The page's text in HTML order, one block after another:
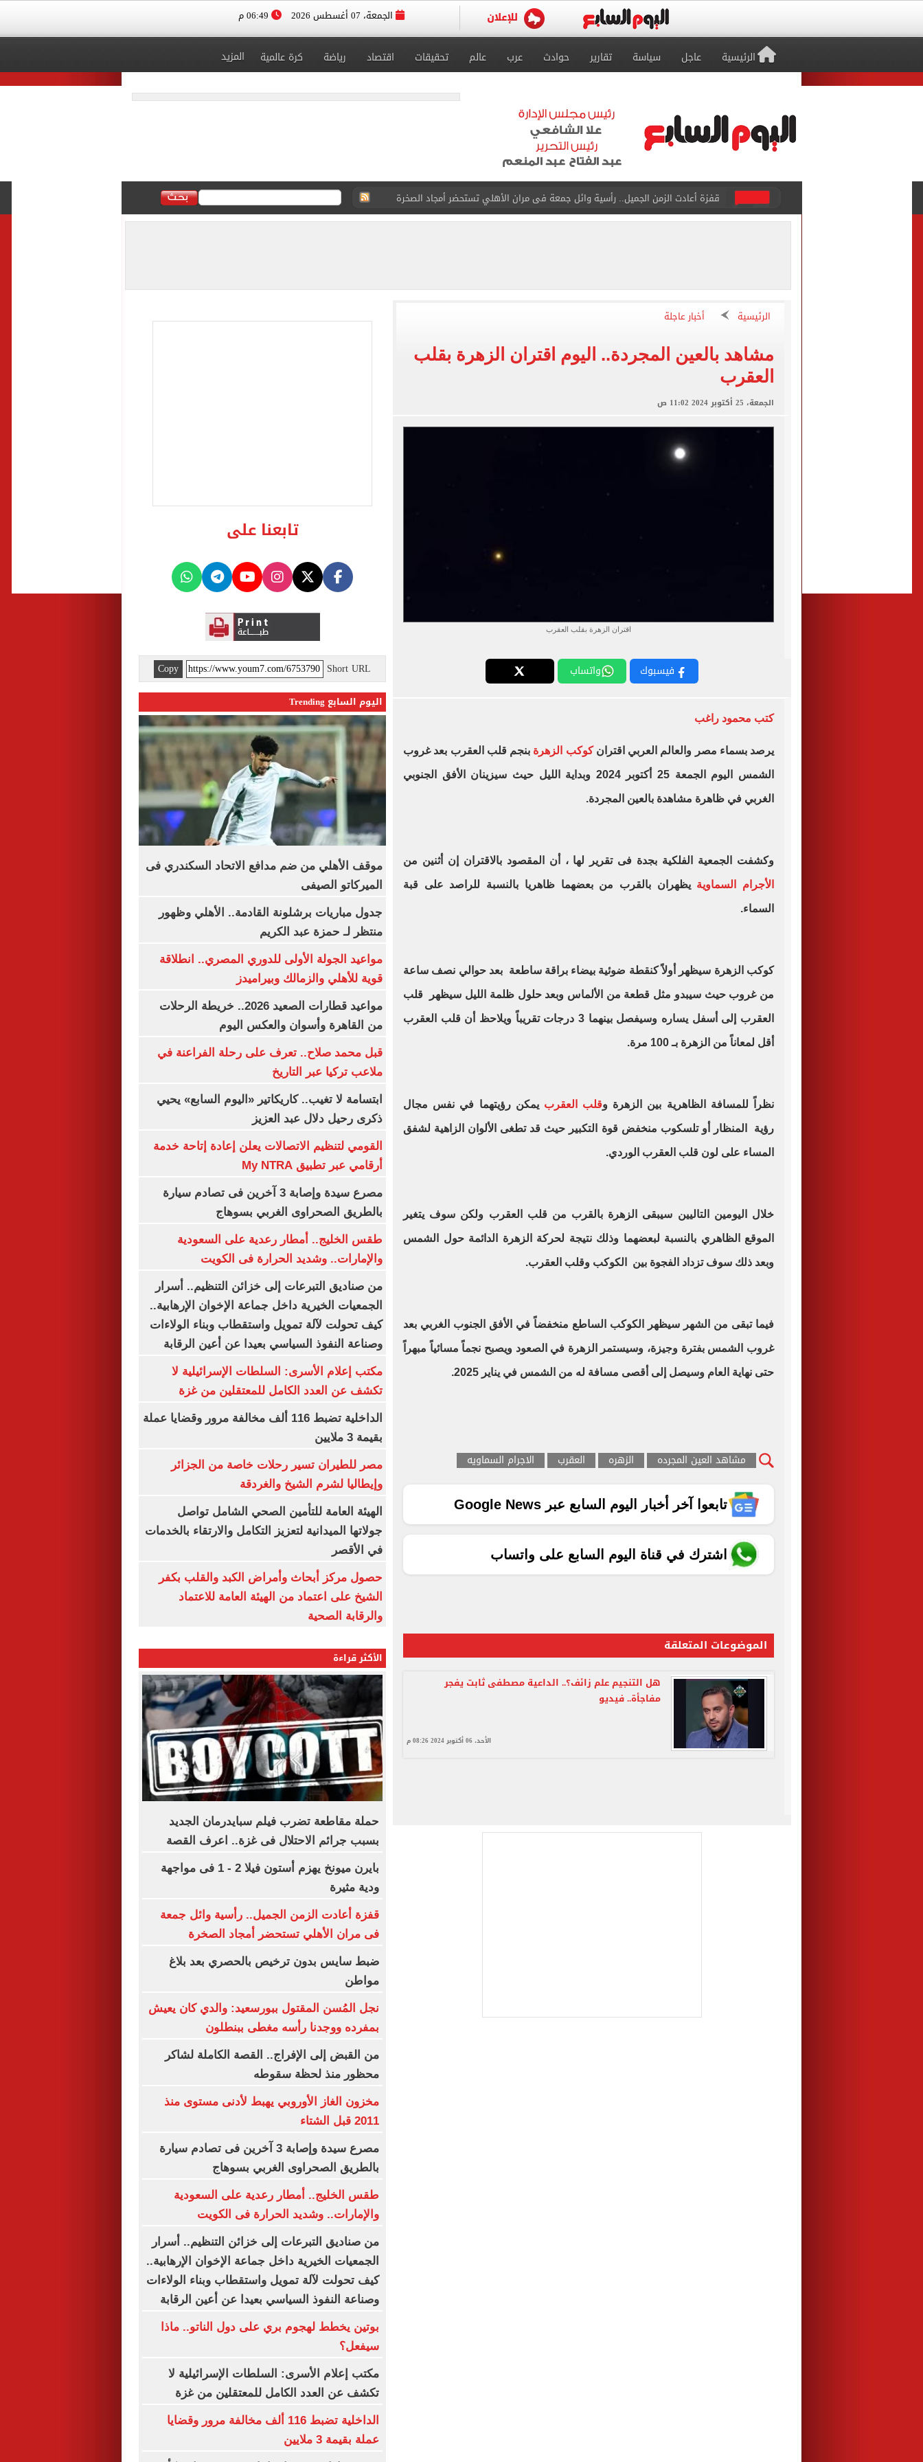
الجمعة، 07 أغسطس 2026
الرئيسية عاجل سياسة تقارير حوادث عرب عالم تحقيقات اقتصاد رياضة كرة عالمية المزيد
قفزة أعادت الزمن الجميل.. رأسية وائل جمعة فى مران الأهلي تستحضر أمجاد الصخرة
الأهلي ينهي مرانه الأول فى معسكر إسبانيا.. جلسة عموتة وفقرة بدنية.. صور
برشلونة يطرح تذاكر مواجهة الأهلي على كأس خوان جامبر
طرابزون سبور ينفي الحجز على مستحقات محمد صلاح
الرئيسية أخبار عاجلة
مشاهد بالعين المجردة.. اليوم اقتران الزهرة بقلب
العقرب
الجمعة، 25 أكتوبر 2024 11:02 ص
اقتران الزهرة بقلب العقرب
فيسبوك واتساب
كتب محمود راغب
يرصد بسماء مصر والعالم العربي اقترانكوكب الزهرة بنجم قلب العقرب بعد غروب
الشمس اليوم الجمعة 25 أكتوبر 2024 وبداية الليل حيث سيزينان الأفق الجنوبي
الغربي في ظاهرة مشاهدة بالعين المجردة.
وكشفت الجمعية الفلكية بجدة فى تقرير لها ، أن المقصود بالاقتران إن أثنين من
الأجرام السماوية يظهران بالقرب من بعضهما ظاهريا بالنسبة للراصد على قبة
السماء.
كوكب الزهرة سيظهر أولاً كنقطة ضوئية بيضاء براقة ساطعة بعد حوالي نصف ساعة
من غروب حيث سيبدو مثل قطعة من الألماس وبعد حلول ظلمة الليل سيظهر قلب
العقرب إلى أسفل يساره وسيفصل بينهما 3 درجات تقريباً ويلاحظ أن قلب العقرب
أقل لمعاناً من الزهرة بـ 100 مرة.
نظراً للمسافة الظاهرية بين الزهرة وقلب العقرب يمكن رؤيتهما في نفس مجال
رؤية المنظار أو تلسكوب منخفض قوة التكبير حيث قد تطغى الألوان الزاهية لشفق
المساء على لون قلب العقرب الوردي.
خلال اليومين التاليين سيبقى الزهرة بالقرب من قلب العقرب ولكن سوف يتغير
الموقع الظاهري بالنسبة لبعضهما وذلك نتيجة لحركة الزهرة الدائمة حول الشمس
وبعد ذلك سوف تزداد الفجوة بين الكوكب وقلب العقرب.
فيما تبقى من الشهر سيظهر الكوكب الساطع منخفضاً في الأفق الجنوب الغربي بعد
غروب الشمس بفترة وجيزة، وسيستمر الزهرة في الصعود ويصبح نجماً مسائياً مبهراً
حتى نهاية العام وسيصل إلى أقصى مسافة له من الشمس في يناير 2025.
مشاهد العين المجرده الزهره العقرب الاجرام السماويه
تابعوا آخر أخبار اليوم السابع عبر Google News
اشترك في قناة اليوم السابع على واتساب
الموضوعات المتعلقة
هل التنجيم علم زائف؟.. الداعية مصطفى ثابت يفجر
مفاجأة.. فيديو
الأحد، 06 أكتوبر 2024 08:26 م
تابعنا على
Short URL
Copy
اليوم السابع Trending
موقف الأهلي من ضم مدافع الاتحاد السكندري فى
الميركاتو الصيفى
جدول مباريات برشلونة القادمة.. الأهلي وظهور
منتظر لـ حمزة عبد الكريم
مواعيد الجولة الأولى للدوري المصري.. انطلاقة
قوية للأهلي والزمالك وبيراميدز
مواعيد قطارات الصعيد 2026.. خريطة الرحلات
من القاهرة وأسوان والعكس اليوم
قبل محمد صلاح.. تعرف على رحلة الفراعنة في
ملاعب تركيا عبر التاريخ
ابتسامة لا تغيب.. كاريكاتير «اليوم السابع» يحيي
ذكرى رحيل دلال عبد العزيز
القومي لتنظيم الاتصالات يعلن إعادة إتاحة خدمة
أرقامي عبر تطبيق My NTRA
مصرع سيدة وإصابة 3 آخرين فى تصادم سيارة
بالطريق الصحراوى الغربي بسوهاج
طقس الخليج.. أمطار رعدية على السعودية
والإمارات.. وشديد الحرارة فى الكويت
من صناديق التبرعات إلى خزائن التنظيم.. أسرار
الجمعيات الخيرية داخل جماعة الإخوان الإرهابية..
كيف تحولت لآلة تمويل واستقطاب وبناء الولاءات
وصناعة النفوذ السياسي بعيدا عن أعين الرقابة
مكتب إعلام الأسرى: السلطات الإسرائيلية لا
تكشف عن العدد الكامل للمعتقلين من غزة
الداخلية تضبط 116 ألف مخالفة مرور وقضايا عملة
بقيمة 3 ملايين
مصر للطيران تسير رحلات خاصة من الجزائر
وإيطاليا لشرم الشيخ والغردقة
الهيئة العامة للتأمين الصحي الشامل تواصل
جولاتها الميدانية لتعزيز التكامل والارتقاء بالخدمات
في الأقصر
حصول مركز أبحاث وأمراض الكبد والقلب بكفر
الشيخ على اعتماد من الهيئة العامة للاعتماد
والرقابة الصحية
الأكثر قراءة
حملة مقاطعة تضرب فيلم سبايدرمان الجديد
بسبب جرائم الاحتلال فى غزة.. اعرف القصة
بايرن ميونخ يهزم أستون فيلا 2 - 1 فى مواجهة
ودية مثيرة
قفزة أعادت الزمن الجميل.. رأسية وائل جمعة
فى مران الأهلي تستحضر أمجاد الصخرة
ضبط سايس بدون ترخيص بالحصري بعد بلاغ
مواطن
نجل المُسن المقتول ببورسعيد: والدي كان يعيش
بمفرده ووجدنا رأسه مغطى ببنطلون
من القبض إلى الإفراج.. القصة الكاملة لشاكر
محظور منذ لحظة سقوطه
مخزون الغاز الأوروبي يهبط لأدنى مستوى منذ
2011 قبل الشتاء
مصرع سيدة وإصابة 3 آخرين فى تصادم سيارة
بالطريق الصحراوى الغربي بسوهاج
طقس الخليج.. أمطار رعدية على السعودية
والإمارات.. وشديد الحرارة فى الكويت
من صناديق التبرعات إلى خزائن التنظيم.. أسرار
الجمعيات الخيرية داخل جماعة الإخوان الإرهابية..
كيف تحولت لآلة تمويل واستقطاب وبناء الولاءات
وصناعة النفوذ السياسي بعيدا عن أعين الرقابة
بوتين يخطط لهجوم بري على دول الناتو.. ماذا
سيفعل؟
مكتب إعلام الأسرى: السلطات الإسرائيلية لا
تكشف عن العدد الكامل للمعتقلين من غزة
الداخلية تضبط 116 ألف مخالفة مرور وقضايا
عملة بقيمة 3 ملايين